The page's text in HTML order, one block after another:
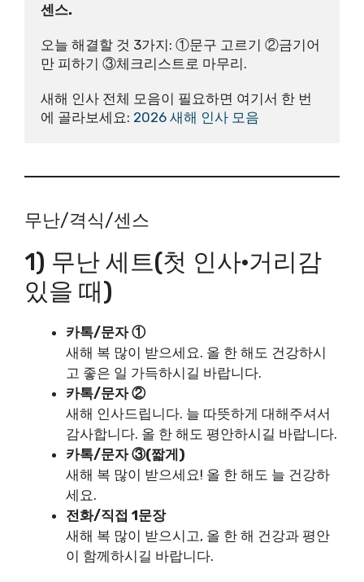
센스.
오늘 해결할 것 3가지: ①문구 고르기 ②금기어
만 피하기 ③체크리스트로 마무리.
새해 인사 전체 모음이 필요하면 여기서 한 번
에 골라보세요: 2026 새해 인사 모음
무난/격식/센스
1) 무난 세트(첫 인사·거리감
있을 때)
카톡/문자 ①
새해 복 많이 받으세요. 올 한 해도 건강하시
고 좋은 일 가득하시길 바랍니다.
카톡/문자 ②
새해 인사드립니다. 늘 따뜻하게 대해주셔서
감사합니다. 올 한 해도 평안하시길 바랍니다.
카톡/문자 ③(짧게)
새해 복 많이 받으세요! 올 한 해도 늘 건강하
세요.
전화/직접 1문장
새해 복 많이 받으시고, 올 한 해 건강과 평안
이 함께하시길 바랍니다.